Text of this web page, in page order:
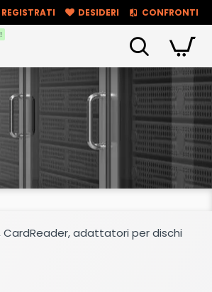
REGISTRATI DESIDERI CONFRONTI
CardReader, adattatori per dischi